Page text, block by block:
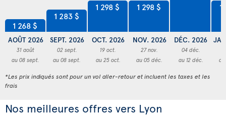
1 268 $
AOÛT 2026
31 août
au 08 sept.
1 283 $
SEPT. 2026
02 sept.
au 08 sept.
1 298 $
OCT. 2026
19 oct.
au 25 oct.
1 298 $
NOV. 2026
27 nov.
au 05 déc.
DÉC. 2026
04 déc.
au 12 déc.
1
*Les prix indiqués sont pour un vol aller-retour et incluent les taxes et les
frais
Nos meilleures offres vers Lyon